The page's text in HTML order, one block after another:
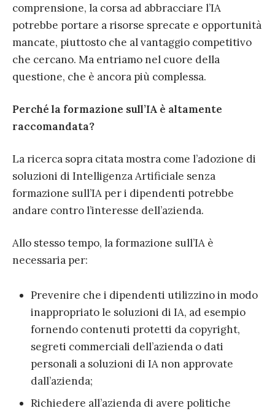
comprensione, la corsa ad abbracciare l’IA
potrebbe portare a risorse sprecate e opportunità
mancate, piuttosto che al vantaggio competitivo
che cercano. Ma entriamo nel cuore della
questione, che è ancora più complessa.
Perché la formazione sull’IA è altamente
raccomandata?
La ricerca sopra citata mostra come l’adozione di
soluzioni di Intelligenza Artificiale senza
formazione sull’IA per i dipendenti potrebbe
andare contro l’interesse dell’azienda.
Allo stesso tempo, la formazione sull’IA è
necessaria per:
Prevenire che i dipendenti utilizzino in modo
inappropriato le soluzioni di IA, ad esempio
fornendo contenuti protetti da copyright,
segreti commerciali dell’azienda o dati
personali a soluzioni di IA non approvate
dall’azienda;
Richiedere all’azienda di avere politiche